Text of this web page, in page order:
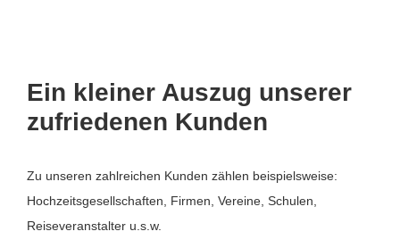
Ein kleiner Auszug unserer
zufriedenen Kunden
Zu unseren zahlreichen Kunden zählen beispielsweise:
Hochzeitsgesellschaften, Firmen, Vereine, Schulen,
Reiseveranstalter u.s.w.